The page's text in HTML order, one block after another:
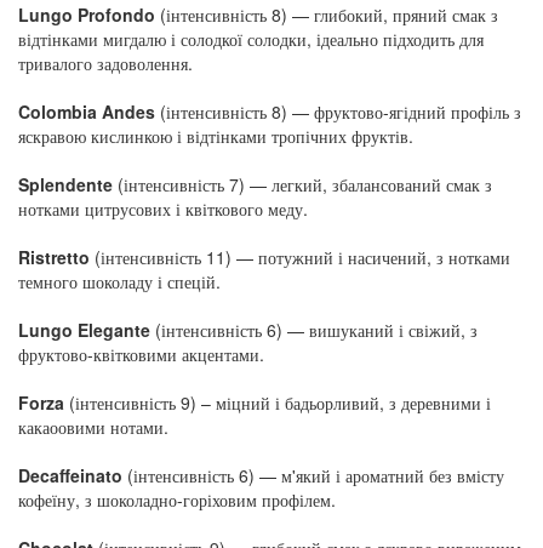
Lungo Profondo (інтенсивність 8) — глибокий, пряний смак з
відтінками мигдалю і солодкої солодки, ідеально підходить для
тривалого задоволення.
Colombia Andes (інтенсивність 8) — фруктово-ягідний профіль з
яскравою кислинкою і відтінками тропічних фруктів.
Splendente (інтенсивність 7) — легкий, збалансований смак з
нотками цитрусових і квіткового меду.
Ristretto (інтенсивність 11) — потужний і насичений, з нотками
темного шоколаду і спецій.
Lungo Elegante (інтенсивність 6) — вишуканий і свіжий, з
фруктово-квітковими акцентами.
Forza (інтенсивність 9) – міцний і бадьорливий, з деревними і
какаоовими нотами.
Decaffeinato (інтенсивність 6) — м'який і ароматний без вмісту
кофеїну, з шоколадно-горіховим профілем.